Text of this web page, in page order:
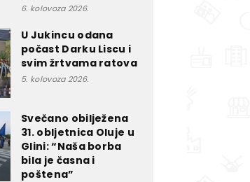
6. kolovoza 2026.
U Jukincu odana
počast Darku Liscu i
svim žrtvama ratova
5. kolovoza 2026.
Svečano obilježena
31. obljetnica Oluje u
Glini: “Naša borba
bila je časna i
poštena”